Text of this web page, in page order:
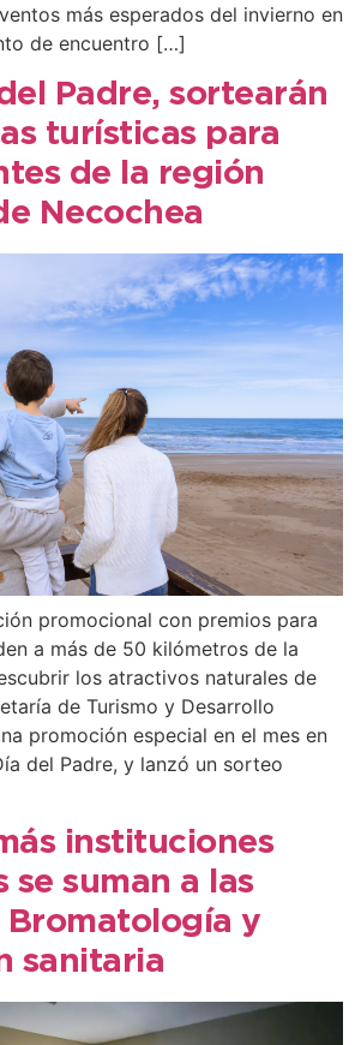
más esperados del invierno en
de encuentro […]
Padre, sortearán
turísticas para
de la región
Necochea
promocional con premios para
a más de 50 kilómetros de la
los atractivos naturales de
de Turismo y Desarrollo
promoción especial en el mes en
del Padre, y lanzó un sorteo
instituciones
se suman a las
Bromatología y
sanitaria